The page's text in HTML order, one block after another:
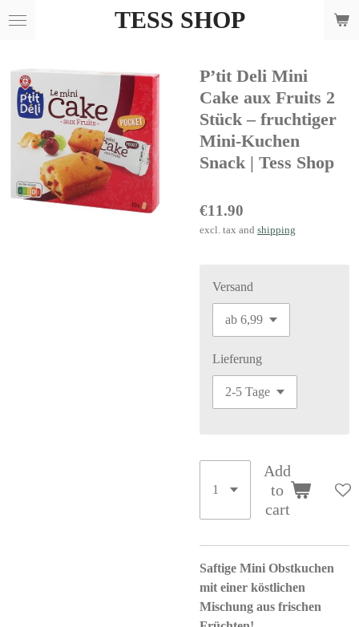
Skip
content
TESS SHOP
P’tit Deli Mini
Cake aux Fruits 2
Stück – fruchtiger
Mini-Kuchen
Snack | Tess Shop
€11.90
excl. tax and shipping
Versand
Lieferung
Add
to
cart
Saftige Mini Obstkuchen
mit einer köstlichen
Mischung aus frischen